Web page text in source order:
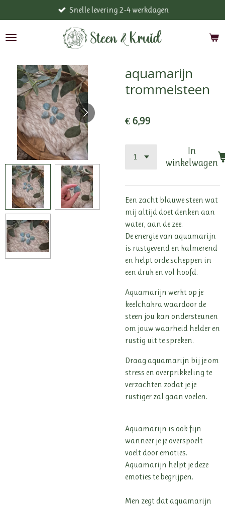
direct
naar
Snelle levering 2-4 werkdagen
aquamarijn
trommelsteen
€ 6,99
In
winkelwagen
Een zacht blauwe steen wat
mij altijd doet denken aan
water, aan de zee.
De energie van aquamarijn
is rustgevend en kalmerend
en helpt orde scheppen in
een druk en vol hoofd.
Aquamarijn werkt op je
keelchakra waardoor de
steen jou kan ondersteunen
om jouw waarheid helder en
rustig uit te spreken.
Draag aquamarijn bij je om
stress en overprikkeling te
verzachten zodat je je
rustiger zal gaan voelen.
Aquamarijn is ook fijn
wanneer je je overspoelt
voelt door emoties.
Aquamarijn helpt je deze
emoties te begrijpen.
Men zegt dat aquamarijn